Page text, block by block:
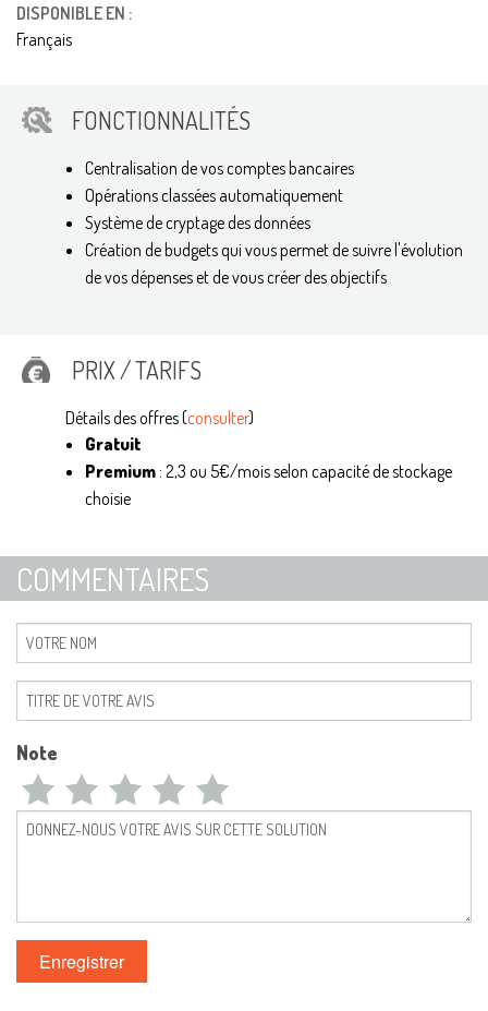
DISPONIBLE EN :
Français
FONCTIONNALITÉS
Centralisation de vos comptes bancaires
Opérations classées automatiquement
Système de cryptage des données
Création de budgets qui vous permet de suivre l'évolution
de vos dépenses et de vous créer des objectifs
PRIX / TARIFS
Détails des offres (consulter)
Gratuit
Premium: 2,3 ou 5€/mois selon capacité de stockage
choisie
COMMENTAIRES
Note